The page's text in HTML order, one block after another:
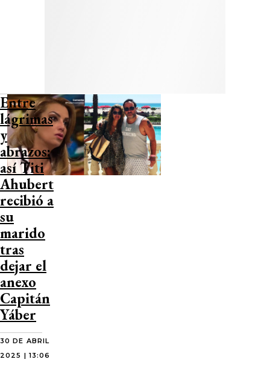
Entre
lágrimas
y
abrazos:
así Titi
Ahubert
recibió a
su
marido
tras
dejar el
anexo
Capitán
Yáber
30 DE ABRIL
2025 | 13:06